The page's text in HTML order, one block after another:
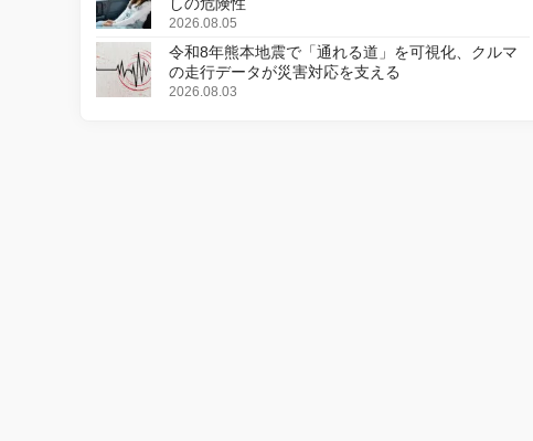
2026.08.05
令和8年熊本地震で「通れる道」を可視化、クルマ
の走行データが災害対応を支える
2026.08.03